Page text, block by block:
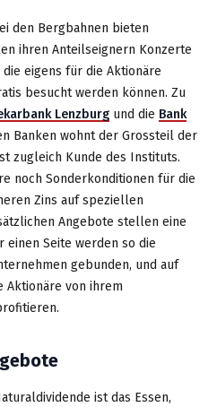
den Bergbahnen bieten
ihren Anteilseignern Konzerte
eigens für die Aktionäre
besucht werden können. Zu
Lenzburg und die Bank
Banken wohnt der Grossteil der
zugleich Kunde des Instituts.
noch Sonderkonditionen für die
Zins auf speziellen
Angebote stellen eine
einen Seite werden so die
gebunden, und auf
Aktionäre von ihrem
ist das Essen,